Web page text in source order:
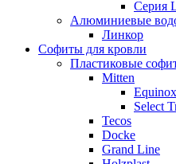
Серия
Алюминиевые
Линкор
Софиты для кровли
Пластиковые
Mitten
Select
Tecos
Docke
Grand Line